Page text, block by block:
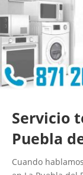
Servicio
Puebla
Cuando